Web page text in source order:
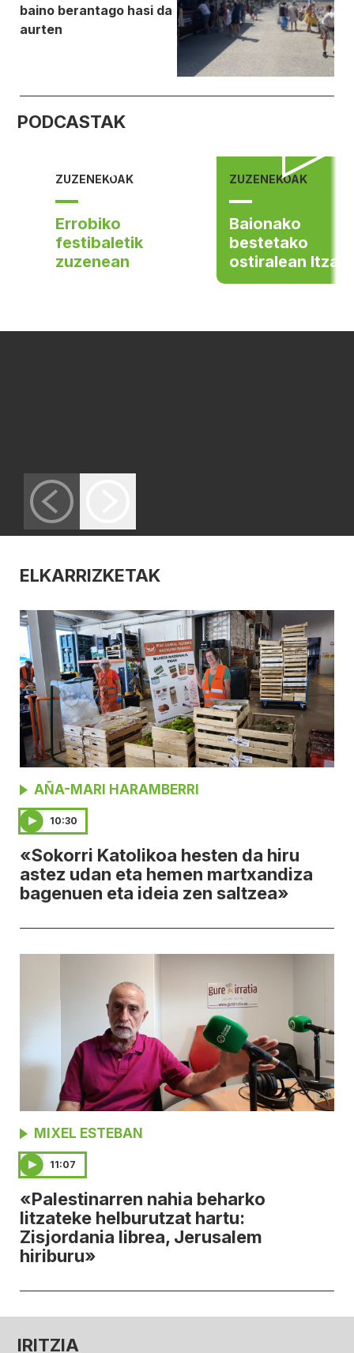
baino berantago hasi da
aurten
PODCASTAK
ZUZENEKOAK
Errobiko
festibaletik
zuzenean
ZUZENEKOAK
Baionako
bestetako
ostiralean
ELKARRIZKETAK
AÑA-MARI HARAMBERRI
10:30
«Sokorri Katolikoa hesten da hiru
astez udan eta hemen martxandiza
bagenuen eta ideia zen saltzea»
MIXEL ESTEBAN
11:07
«Palestinarren nahia beharko
litzateke helburutzat hartu:
Zisjordania librea, Jerusalem
hiriburu»
IRITZIA